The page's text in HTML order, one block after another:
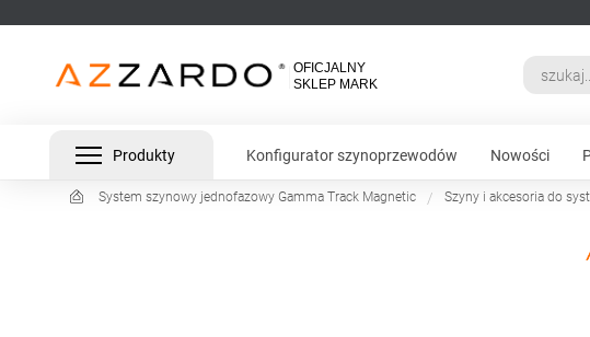
Produkty Konfigurator szynoprzewodów Nowości
System szynowy jednofazowy Gamma Track Magnetic Szyny i akcesoria do